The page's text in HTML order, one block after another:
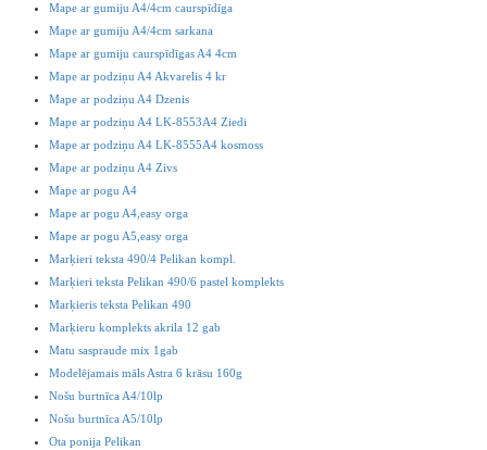
Mape ar gumiju A4/4cm caurspīdīga
Mape ar gumiju A4/4cm sarkana
Mape ar gumiju caurspīdīgas A4 4cm
Mape ar podziņu A4 Akvarelis 4 kr
Mape ar podziņu A4 Dzenis
Mape ar podziņu A4 LK-8553A4 Ziedi
Mape ar podziņu A4 LK-8555A4 kosmoss
Mape ar podziņu A4 Zivs
Mape ar pogu A4
Mape ar pogu A4,easy orga
Mape ar pogu A5,easy orga
Marķieri teksta 490/4 Pelikan kompl.
Marķieri teksta Pelikan 490/6 pastel komplekts
Marķieris teksta Pelikan 490
Marķieru komplekts akrila 12 gab
Matu saspraude mix 1gab
Modelējamais māls Astra 6 krāsu 160g
Nošu burtnīca A4/10lp
Nošu burtnīca A5/10lp
Ota ponija Pelikan